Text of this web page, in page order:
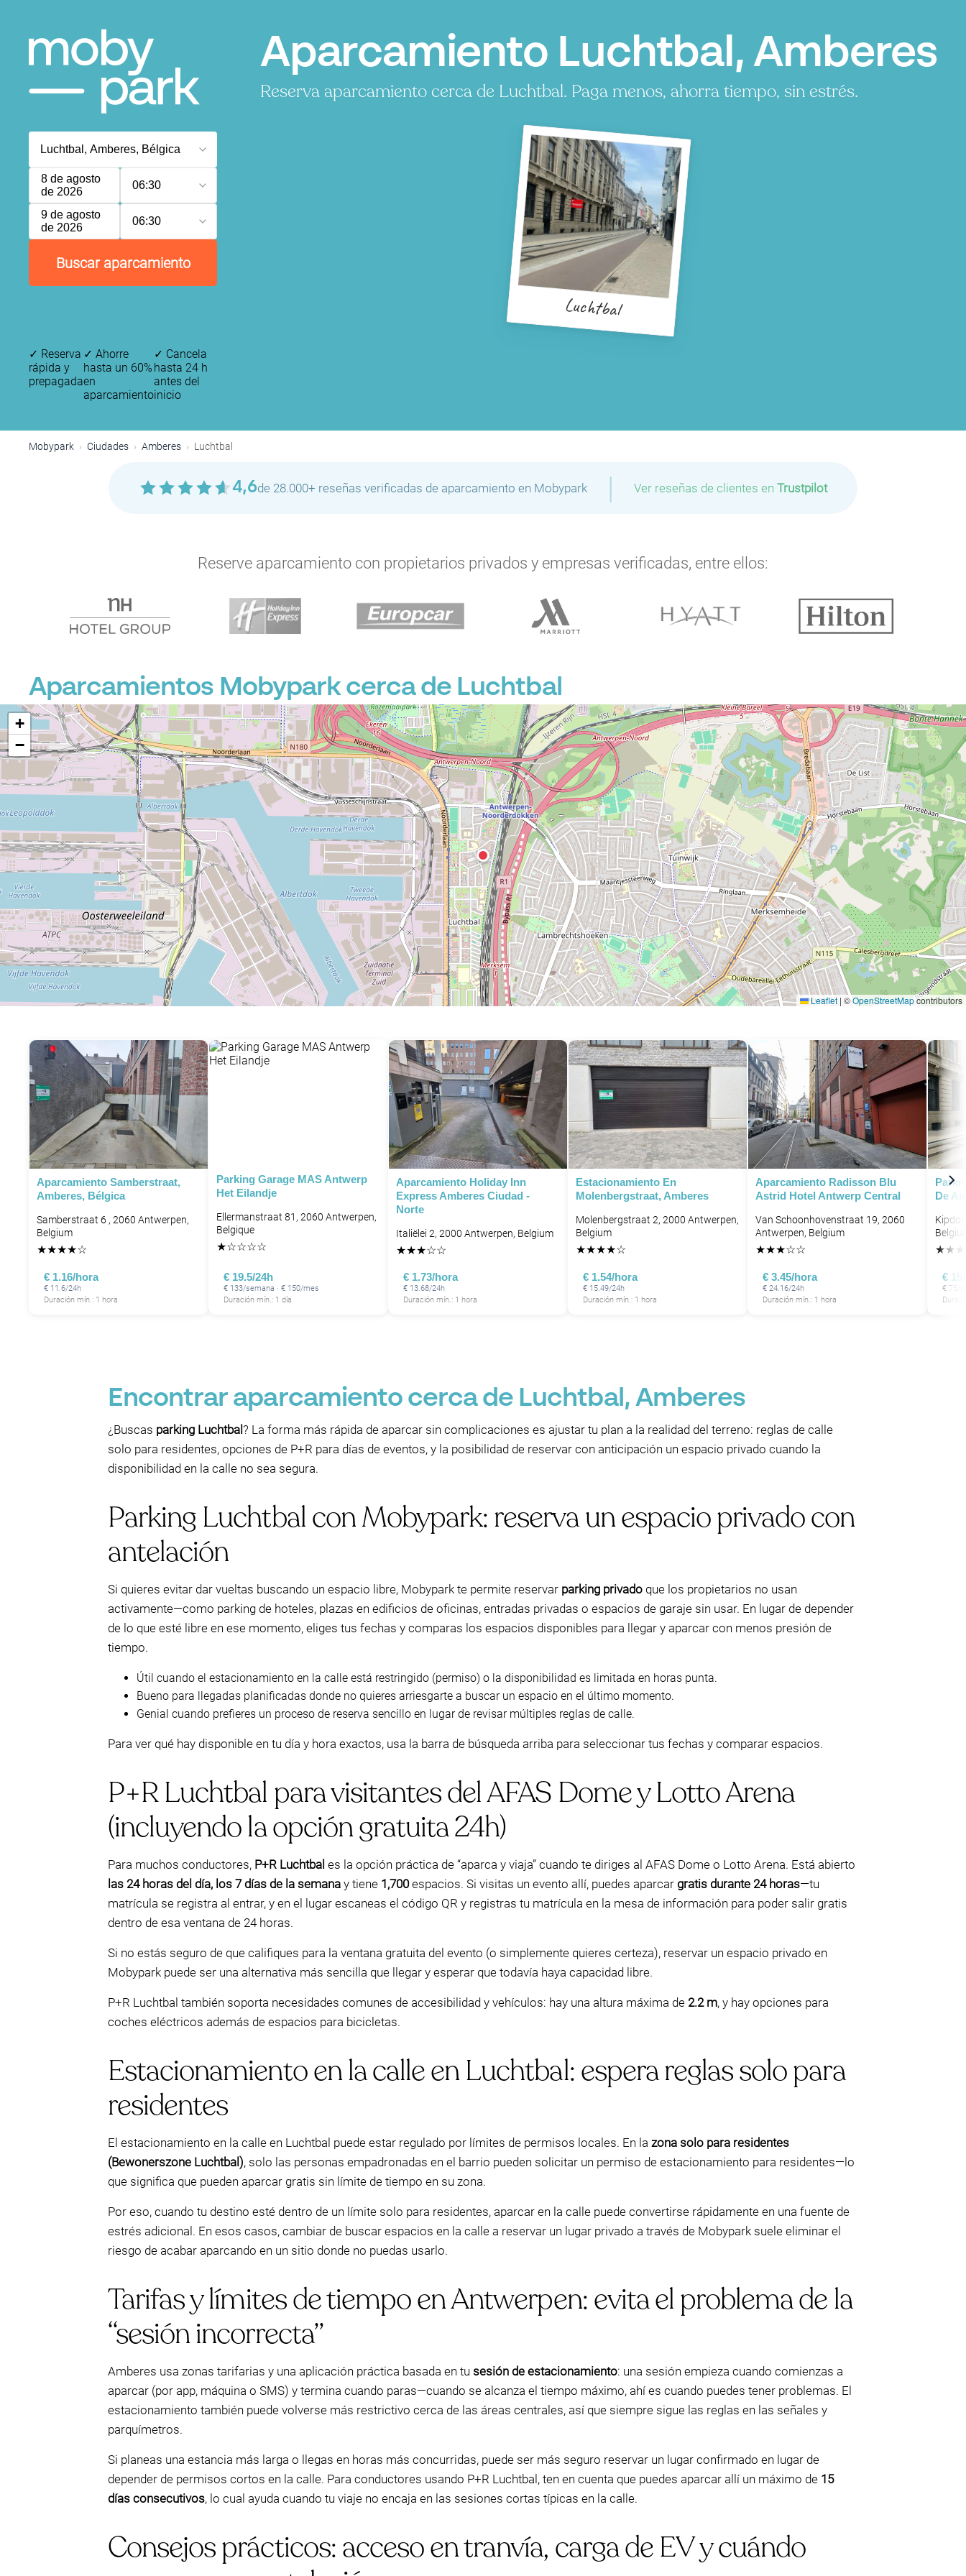
Aparcamiento Luchtbal, Amberes
Reserva aparcamiento cerca de Luchtbal. Paga menos, ahorra tiempo, sin estrés.
8 de agosto
de 2026
06:30
9 de agosto
de 2026
06:30
Buscar aparcamiento
Luchtbal
✓ Reserva
rápida y
prepagada
✓ Ahorre
hasta un 60%
en
aparcamiento
✓ Cancela
hasta 24 h
antes del
inicio
Mobypark Ciudades Amberes Luchtbal
4,6de 28.000+ reseñas verificadas de aparcamiento en Mobypark | Ver reseñas de clientes en Trustpilot
Reserve aparcamiento con propietarios privados y empresas verificadas, entre ellos:
Aparcamientos Mobypark cerca de Luchtbal
P
P
P
+
−
Leaflet | ©OpenStreetMapcontributors
Aparcamiento Samberstraat,
Amberes, Bélgica
Samberstraat 6 , 2060 Antwerpen,
Belgium
★★★★☆
€ 1.16/hora
€ 11.6/24h
Duración mín.: 1 hora
Parking Garage MAS Antwerp
Het Eilandje
Ellermanstraat 81, 2060 Antwerpen,
Belgique
★☆☆☆☆
€ 19.5/24h
€ 133/semana · € 150/mes
Duración mín.: 1 día
Aparcamiento Holiday Inn
Express Amberes Ciudad -
Norte
Italiëlei 2, 2000 Antwerpen, Belgium
★★★☆☆
€ 1.73/hora
€ 13.68/24h
Duración mín.: 1 hora
Estacionamiento En
Molenbergstraat, Amberes
Molenbergstraat 2, 2000 Antwerpen,
Belgium
★★★★☆
€ 1.54/hora
€ 15.49/24h
Duración mín.: 1 hora
Aparcamiento Radisson Blu
Astrid Hotel Antwerp Central
Van Schoonhovenstraat 19, 2060
Antwerpen, Belgium
★★★☆☆
€ 3.45/hora
€ 24.16/24h
Duración mín.: 1 hora
De
★★ ★
€
€ 75/
Encontrar aparcamiento cerca de Luchtbal, Amberes
¿Buscas parking Luchtbal ? La forma más rápida de aparcar sin complicaciones es ajustar tu plan a la realidad del terreno: reglas de calle
solo para residentes, opciones de P+R para días de eventos, y la posibilidad de reservar con anticipación un espacio privado cuando la
disponibilidad en la calle no sea segura.
Parking Luchtbal con Mobypark: reserva un espacio privado con
antelación
Si quieres evitar dar vueltas buscando un espacio libre, Mobypark te permite reservar parking privado que los propietarios no usan
activamente—como parking de hoteles, plazas en edificios de oficinas, entradas privadas o espacios de garaje sin usar. En lugar de depender
de lo que esté libre en ese momento, eliges tus fechas y comparas los espacios disponibles para llegar y aparcar con menos presión de
tiempo.
Útil cuando el estacionamiento en la calle está restringido (permiso) o la disponibilidad es limitada en horas punta.
Bueno para llegadas planificadas donde no quieres arriesgarte a buscar un espacio en el último momento.
Genial cuando prefieres un proceso de reserva sencillo en lugar de revisar múltiples reglas de calle.
Para ver qué hay disponible en tu día y hora exactos, usa la barra de búsqueda arriba para seleccionar tus fechas y comparar espacios.
P+R Luchtbal para visitantes del AFAS Dome y Lotto Arena
(incluyendo la opción gratuita 24h)
Para muchos conductores, P+R Luchtbal es la opción práctica de “aparca y viaja” cuando te diriges al AFAS Dome o Lotto Arena. Está abierto
las 24 horas del día, los 7 días de la semana y tiene 1,700espacios. Si visitas un evento allí, puedes aparcar gratis durante 24 horas—tu
matrícula se registra al entrar, y en el lugar escaneas el código QR y registras tu matrícula en la mesa de información para poder salir gratis
dentro de esa ventana de 24 horas.
Si no estás seguro de que califiques para la ventana gratuita del evento (o simplemente quieres certeza), reservar un espacio privado en
Mobypark puede ser una alternativa más sencilla que llegar y esperar que todavía haya capacidad libre.
P+R Luchtbal también soporta necesidades comunes de accesibilidad y vehículos: hay una altura máxima de 2.2 m, y hay opciones para
coches eléctricos además de espacios para bicicletas.
Estacionamiento en la calle en Luchtbal: espera reglas solo para
residentes
El estacionamiento en la calle en Luchtbal puede estar regulado por límites de permisos locales. En la zona solo para residentes
(Bewonerszone Luchtbal), solo las personas empadronadas en el barrio pueden solicitar un permiso de estacionamiento para residentes—lo
que significa que pueden aparcar gratis sin límite de tiempo en su zona.
Por eso, cuando tu destino esté dentro de un límite solo para residentes, aparcar en la calle puede convertirse rápidamente en una fuente de
estrés adicional. En esos casos, cambiar de buscar espacios en la calle a reservar un lugar privado a través de Mobypark suele eliminar el
riesgo de acabar aparcando en un sitio donde no puedas usarlo.
Tarifas y límites de tiempo en Antwerpen: evita el problema de la
“sesión incorrecta”
Amberes usa zonas tarifarias y una aplicación práctica basada en tu sesión de estacionamiento: una sesión empieza cuando comienzas a
aparcar (por app, máquina o SMS) y termina cuando paras—cuando se alcanza el tiempo máximo, ahí es cuando puedes tener problemas. El
estacionamiento también puede volverse más restrictivo cerca de las áreas centrales, así que siempre sigue las reglas en las señales y
parquímetros.
Si planeas una estancia más larga o llegas en horas más concurridas, puede ser más seguro reservar un lugar confirmado en lugar de
depender de permisos cortos en la calle. Para conductores usando P+R Luchtbal, ten en cuenta que puedes aparcar allí un máximo de 15
días consecutivos, lo cual ayuda cuando tu viaje no encaja en las sesiones cortas típicas en la calle.
Consejos prácticos: acceso en tranvía, carga de EV y cuándo